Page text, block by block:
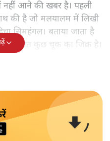
आने की खबर है। पहली
की है जो मलयालम में लिखी
सिमहंगल। बताया जाता है
संबंधित कुछ चूक का जिक्र है।